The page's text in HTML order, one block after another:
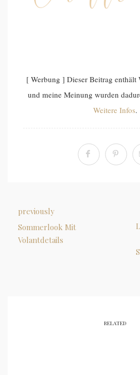
[ Werbung ] Dieser Beitrag
und meine Meinung wurden
Weitere Infos.
previously
Sommerlook Mit
Volantdetails
RELATED